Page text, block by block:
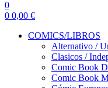
0
0 0,00 €
COMICS/LIBROS
Alternativo /
Clasicos /
Comic Book
Comic Book